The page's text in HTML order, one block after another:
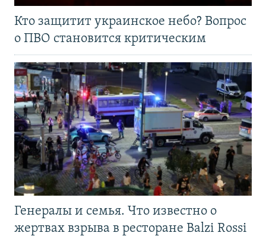
Кто защитит украинское небо? Вопрос
о ПВО становится критическим
Генералы и семья. Что известно о
жертвах взрыва в ресторане Balzi Rossi